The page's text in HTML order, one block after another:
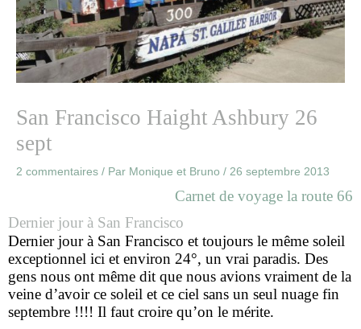
San Francisco Haight Ashbury 26
sept
2 commentaires / Par Monique et Bruno / 26 septembre 2013
Carnet de voyage la route 66
Dernier jour à San Francisco
Dernier jour à San Francisco et toujours le même soleil
exceptionnel ici et environ 24°, un vrai paradis. Des
gens nous ont même dit que nous avions vraiment de la
veine d’avoir ce soleil et ce ciel sans un seul nuage fin
septembre !!!! Il faut croire qu’on le mérite.